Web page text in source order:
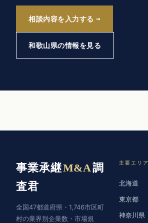
相談内容を入力する
和歌山県の情報を見る
事業承継M&A調
査君
全国47都道府県・1,746市区町
村の業界別企業数・市場規
主要エリア
北海道
東京都
神奈川県